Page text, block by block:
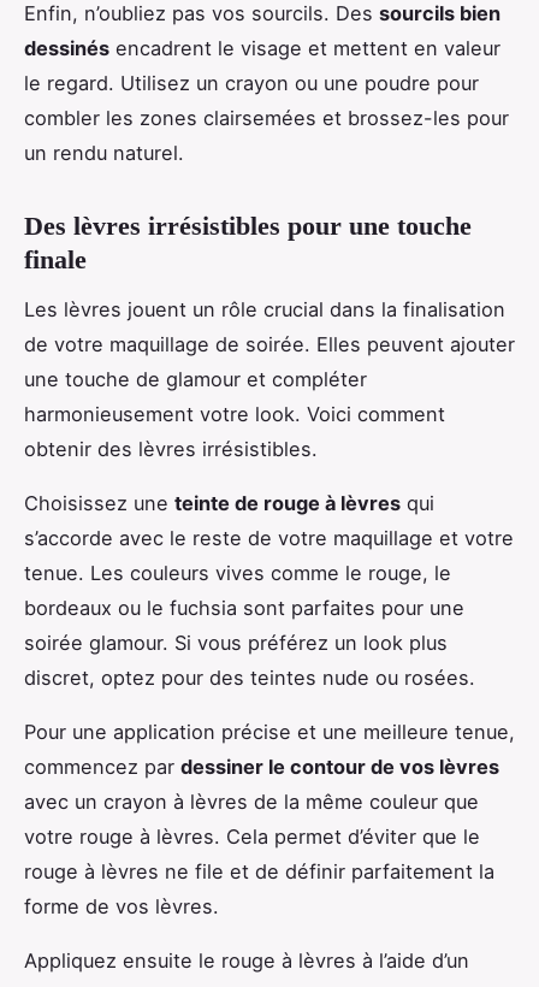
Enfin, n’oubliez pas vos sourcils. Des sourcils bien
dessinés encadrent le visage et mettent en valeur
le regard. Utilisez un crayon ou une poudre pour
combler les zones clairsemées et brossez-les pour
un rendu naturel.
Des lèvres irrésistibles pour une touche
finale
Les lèvres jouent un rôle crucial dans la finalisation
de votre maquillage de soirée. Elles peuvent ajouter
une touche de glamour et compléter
harmonieusement votre look. Voici comment
obtenir des lèvres irrésistibles.
Choisissez une teinte de rouge à lèvres qui
s’accorde avec le reste de votre maquillage et votre
tenue. Les couleurs vives comme le rouge, le
bordeaux ou le fuchsia sont parfaites pour une
soirée glamour. Si vous préférez un look plus
discret, optez pour des teintes nude ou rosées.
Pour une application précise et une meilleure tenue,
commencez par dessiner le contour de vos lèvres
avec un crayon à lèvres de la même couleur que
votre rouge à lèvres. Cela permet d’éviter que le
rouge à lèvres ne file et de définir parfaitement la
forme de vos lèvres.
Appliquez ensuite le rouge à lèvres à l’aide d’un